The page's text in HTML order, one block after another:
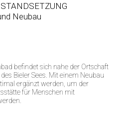
Neubau
befindet sich nahe der Ortschaft
Bieler Sees. Mit einem Neubau
ergänzt werden, um der
für Menschen mit